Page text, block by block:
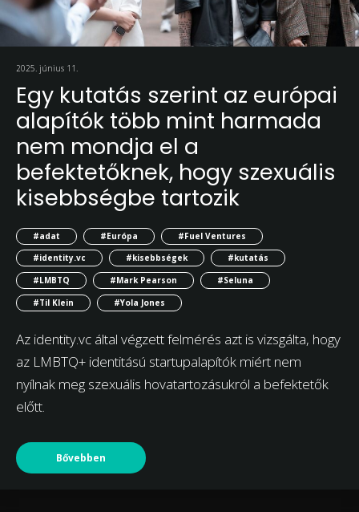
2025. június 11.
Egy kutatás szerint az európai
alapítók több mint harmada
nem mondja el a
befektetőknek, hogy szexuális
kisebbségbe tartozik
#adat #Európa
#Fuel Ventures
#identity.vc
#kisebbségek
#kutatás
#LMBTQ
#Mark Pearson
#Seluna
#Til Klein
#Yola Jones
Az identity.vc által végzett felmérés azt is vizsgálta, hogy
az LMBTQ+ identitású startupalapítók miért nem
nyílnak meg szexuális hovatartozásukról a befektetők
előtt.
Bővebben